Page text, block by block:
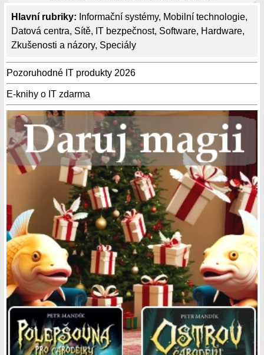
Hlavní rubriky: Informační systémy, Mobilní technologie,
Datová centra, Sítě, IT bezpečnost, Software, Hardware,
Zkušenosti a názory, Speciály
Pozoruhodné IT produkty 2026
E-knihy o IT zdarma